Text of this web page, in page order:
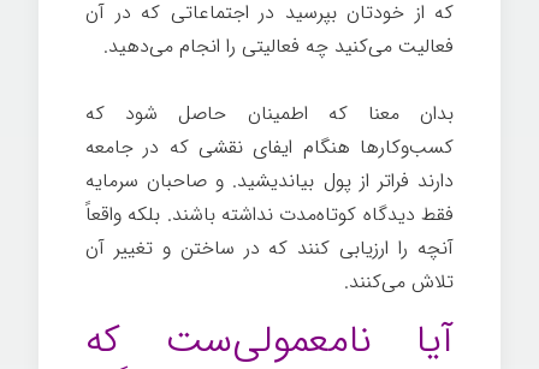
که از خودتان بپرسید در اجتماعاتی که در آن
فعالیت می‌کنید چه فعالیتی را انجام می‌دهید.
بدان معنا که اطمینان حاصل شود که
کسب‌وکارها هنگام ایفای نقشی که در جامعه
دارند فراتر از پول بیاندیشید. و صاحبان سرمایه
فقط دیدگاه کوتاه‌مدت نداشته باشند. بلکه واقعاً
آنچه را ارزیابی کنند که در ساختن و تغییر آن
تلاش می‌کنند.
آیا نامعمولی‌ست که